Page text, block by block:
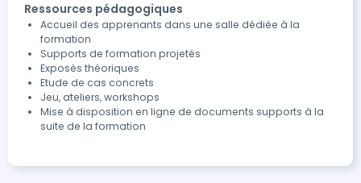
Ressources pédagogiques
Accueil des apprenants dans une salle dédiée à la
formation
Supports de formation projetés
Exposés théoriques
Etude de cas concrets
Jeu, ateliers, workshops
Mise à disposition en ligne de documents supports à la
suite de la formation